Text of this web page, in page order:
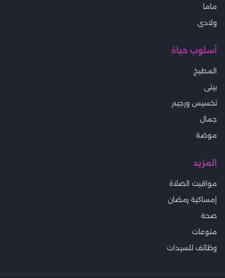
ماما
ولادى
أسلوب حياة
المطبخ
بيتى
تخسيس ورجيم
جمال
موضة
المزيد
مواقيت الصلاة
إمساكية رمضان
صحة
منوعات
وظائف للسيدات